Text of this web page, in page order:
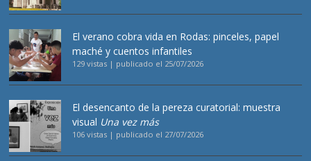
El verano cobra vida en Rodas: pinceles, papel
maché y cuentos infantiles
129 vistas | publicado el 25/07/2026
El desencanto de la pereza curatorial: muestra
visual Una vez más
106 vistas | publicado el 27/07/2026